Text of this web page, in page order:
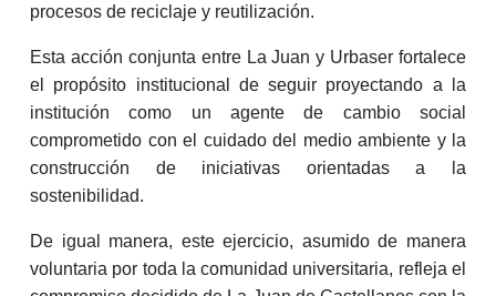
procesos de reciclaje y reutilización.
Esta acción conjunta entre La Juan y Urbaser fortalece
el propósito institucional de seguir proyectando a la
institución como un agente de cambio social
comprometido con el cuidado del medio ambiente y la
construcción de iniciativas orientadas a la
sostenibilidad.
De igual manera, este ejercicio, asumido de manera
voluntaria por toda la comunidad universitaria, refleja el